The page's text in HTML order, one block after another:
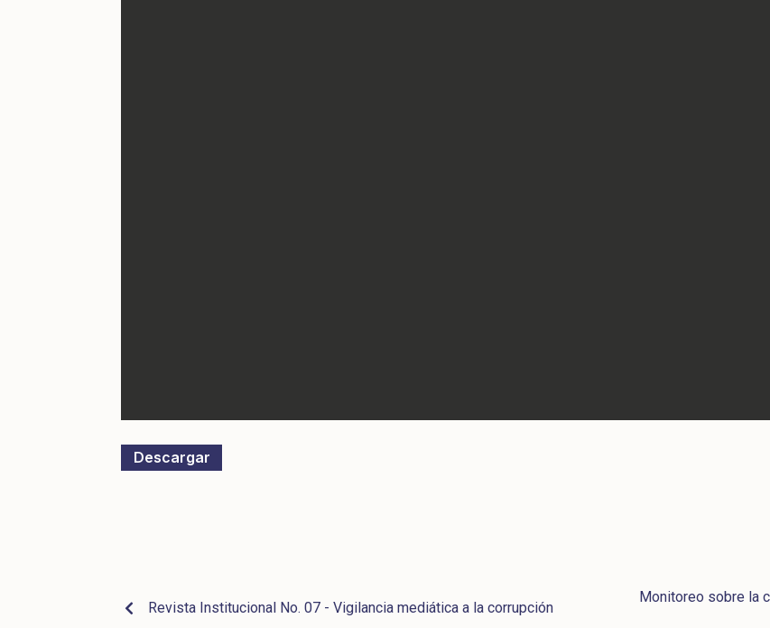
Descargar
Revista Institucional No. 07 - Vigilancia mediática a la corrupción
Monitoreo sobre la